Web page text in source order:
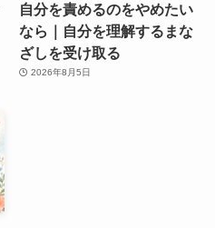
自分を責めるのをやめたい
なら｜自分を理解するまな
ざしを受け取る
2026年8月5日